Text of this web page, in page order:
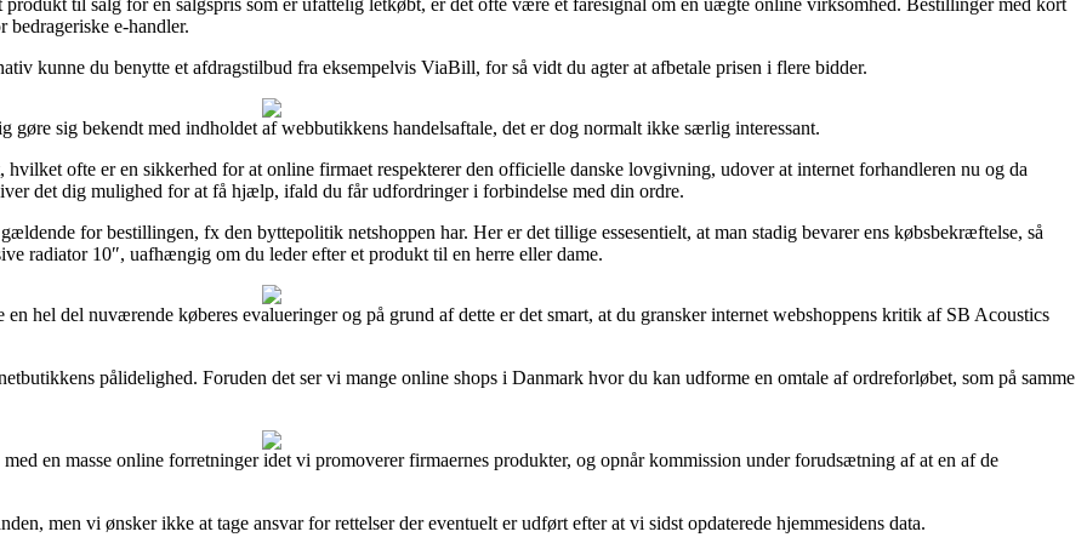
e-handler.
kunne du benytte et afdragstilbud fra eksempelvis ViaBill, for så vidt du agter at afbetale prisen i flere bidder.
gøre sig bekendt med indholdet af webbutikkens handelsaftale, det er dog normalt ikke særlig interessant.
ofte er en sikkerhed for at online firmaet respekterer den officielle danske lovgivning, udover at internet forhandleren nu og da
det dig mulighed for at få hjælp, ifald du får udfordringer i forbindelse med din ordre.
for bestillingen, fx den byttepolitik netshoppen har. Her er det tillige essesentielt, at man stadig bevarer ens købsbekræftelse, så
radiator 10″, uafhængig om du leder efter et produkt til en herre eller dame.
hel del nuværende køberes evalueringer og på grund af dette er det smart, at du gransker internet webshoppens kritik af SB Acoustics
pålidelighed. Foruden det ser vi mange online shops i Danmark hvor du kan udforme en omtale af ordreforløbet, som på samme
en masse online forretninger idet vi promoverer firmaernes produkter, og opnår kommission under forudsætning af at en af de
men vi ønsker ikke at tage ansvar for rettelser der eventuelt er udført efter at vi sidst opdaterede hjemmesidens data.